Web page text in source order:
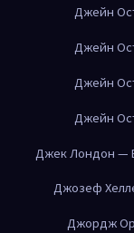
Джейн
Джейн
Джейн
Джейн
Джек Лондон —
Джозеф
Джордж